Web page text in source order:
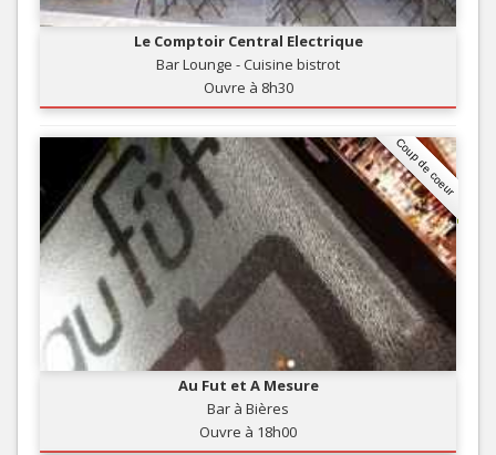
Le Comptoir Central Electrique
Bar Lounge - Cuisine bistrot
Ouvre à 8h30
Coup de coeur
Au Fut et A Mesure
Bar à Bières
Ouvre à 18h00